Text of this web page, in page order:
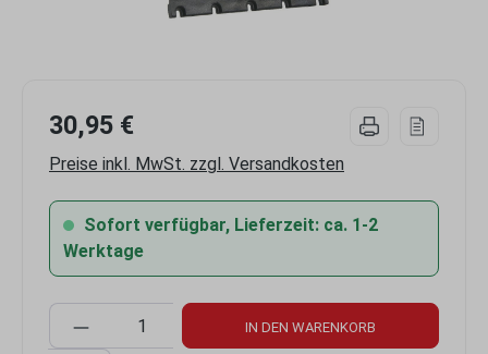
30,95 €
Preise inkl. MwSt. zzgl. Versandkosten
Sofort verfügbar, Lieferzeit: ca. 1-2
Werktage
Produkt Anzahl: Gib den gewünschten
IN DEN WARENKORB